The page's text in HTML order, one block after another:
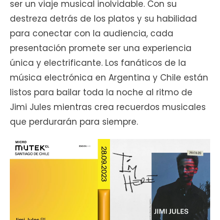
ser un viaje musical inolvidable. Con su
destreza detrás de los platos y su habilidad
para conectar con la audiencia, cada
presentación promete ser una experiencia
única y electrificante. Los fanáticos de la
música electrónica en Argentina y Chile están
listos para bailar toda la noche al ritmo de
Jimi Jules mientras crea recuerdos musicales
que perdurarán para siempre.